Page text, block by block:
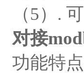
（5）.
对接
功能特